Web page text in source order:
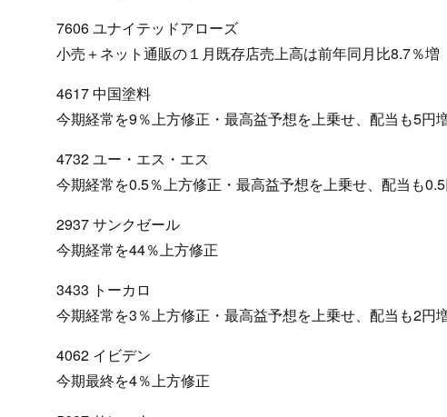
7606 ユナイテッドアローズ
小売＋ネット通販の１月既存店売上高は前年同月比8.7％増
4617 中国塗料
今期経常を9％上方修正・最高益予想を上乗せ、配当も5円
4732 ユー・エス・エス
今期経常を0.5％上方修正・最高益予想を上乗せ、配当も
2937 サンクゼール
今期経常を44％上方修正
3433 トーカロ
今期経常を3％上方修正・最高益予想を上乗せ、配当も2円
4062 イビデン
今期最終を4％上方修正